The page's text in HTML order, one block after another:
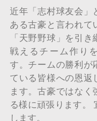
近年「志村球友会」
ある古豪と言われて
「天野野球」を引
戦えるチーム作り
す。チームの勝利が
ている皆様への恩返
ます。古豪ではなく
る様に頑張ります。
します。